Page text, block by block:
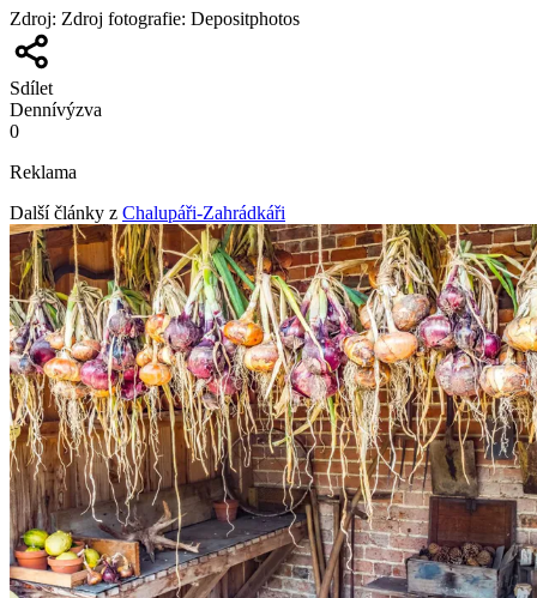
Zdroj: Zdroj fotografie: Depositphotos
Sdílet
Dennívýzva
0
Reklama
Další články z Chalupáři-Zahrádkáři